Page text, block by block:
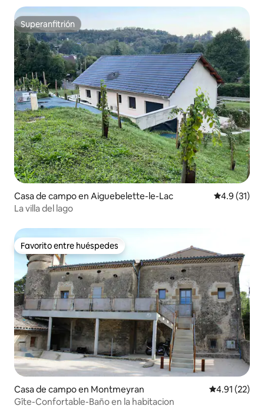
Superanfitrión
Superanfitrión
Casa de campo en Aiguebelette-le-Lac Calificación
4.9 (31)
La villa del lago
Favorito entre huéspedes
Favorito entre huéspedes
Casa de campo en Montmeyran Calificación
4.91 (22)
Gîte-Confortable-Baño en la habitacion